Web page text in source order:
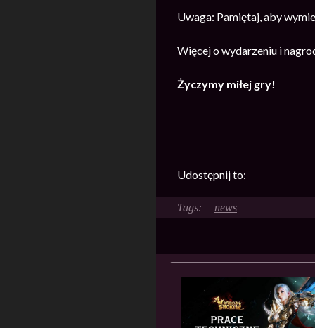
Uwaga: Pamiętaj, aby
Więcej o wydarzeniu i
Życzymy miłej gry!
Udostępnij to:
news